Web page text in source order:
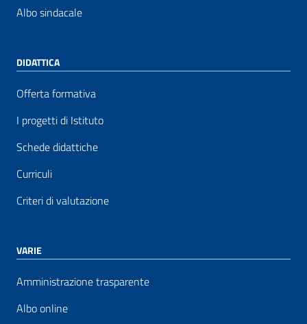
Albo sindacale
DIDATTICA
Offerta formativa
I progetti di Istituto
Schede didattiche
Curriculi
Criteri di valutazione
VARIE
Amministrazione trasparente
Albo online